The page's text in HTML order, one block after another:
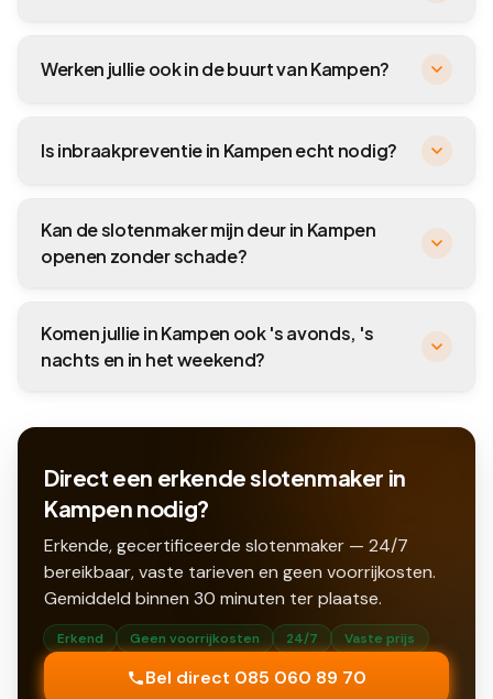
Werken jullie ook in de buurt van Kampen?
Is inbraakpreventie in Kampen echt nodig?
Kan de slotenmaker mijn deur in Kampen
openen zonder schade?
Komen jullie in Kampen ook 's avonds, 's
nachts en in het weekend?
Direct een erkende slotenmaker in
Kampen nodig?
Erkende, gecertificeerde slotenmaker — 24/7
bereikbaar, vaste tarieven en geen voorrijkosten.
Gemiddeld binnen 30 minuten ter plaatse.
Erkend Geen voorrijkosten 24/7 Vaste prijs
Bel direct 085 060 89 70